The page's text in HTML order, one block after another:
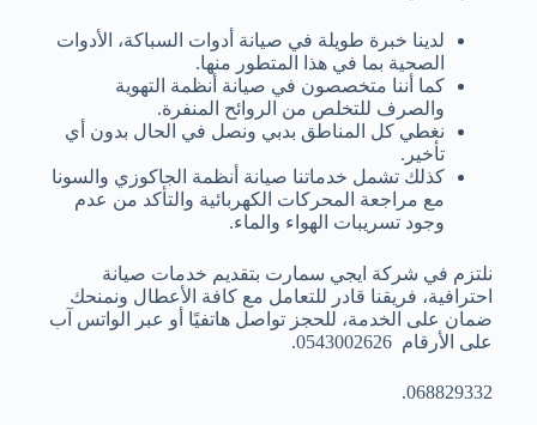
لدينا خبرة طويلة في صيانة أدوات السباكة، الأدوات
الصحية بما في هذا المتطور منها.
كما أننا متخصصون في صيانة أنظمة التهوية
والصرف للتخلص من الروائح المنفرة.
نغطي كل المناطق بدبي ونصل في الحال بدون أي
تأخير.
كذلك تشمل خدماتنا صيانة أنظمة الجاكوزي والسونا
مع مراجعة المحركات الكهربائية والتأكد من عدم
وجود تسريبات الهواء والماء.
نلتزم في شركة ايجي سمارت بتقديم خدمات صيانة
احترافية، فريقنا قادر للتعامل مع كافة الأعطال ونمنحك
ضمان على الخدمة، للحجز تواصل هاتفيًا أو عبر الواتس آب
على الأرقام 0543002626.
068829332.